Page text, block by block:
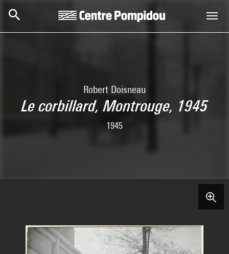
Robert Doisneau
Le corbillard, Montrouge, 1945
1945